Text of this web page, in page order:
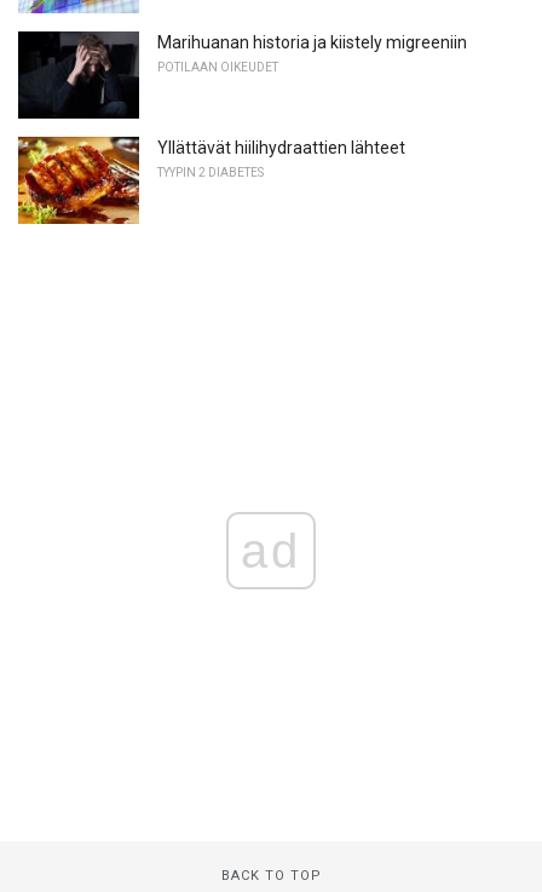
Marihuanan historia ja kiistely migreeniin
POTILAAN OIKEUDET
Yllättävät hiilihydraattien lähteet
TYYPIN 2 DIABETES
ad
BACK TO TOP